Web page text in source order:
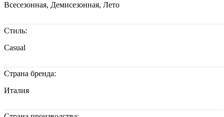
Всесезонная, Демисезонная, Лето
Стиль:
Casual
Страна бренда:
Италия